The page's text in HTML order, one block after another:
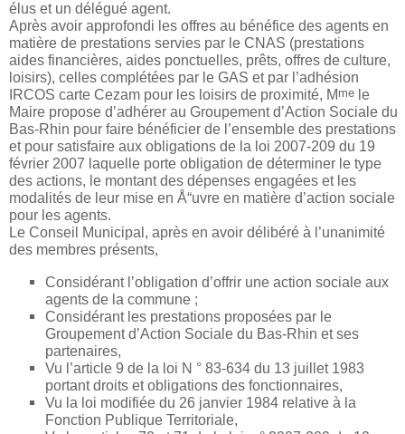
élus et un délégué agent.
Après avoir approfondi les offres au bénéfice des agents en
matière de prestations servies par le CNAS (prestations
aides financières, aides ponctuelles, prêts, offres de culture,
loisirs), celles complétées par le GAS et par l’adhésion
IRCOS carte Cezam pour les loisirs de proximité, M me le
Maire propose d’adhérer au Groupement d’Action Sociale du
Bas-Rhin pour faire bénéficier de l’ensemble des prestations
et pour satisfaire aux obligations de la loi 2007-209 du 19
février 2007 laquelle porte obligation de déterminer le type
des actions, le montant des dépenses engagées et les
modalités de leur mise en Å“uvre en matière d’action sociale
pour les agents.
Le Conseil Municipal, après en avoir délibéré à l’unanimité
des membres présents,
Considérant l’obligation d’offrir une action sociale aux
agents de la commune ;
Considérant les prestations proposées par le
Groupement d’Action Sociale du Bas-Rhin et ses
partenaires,
Vu l’article 9 de la loi N ° 83-634 du 13 juillet 1983
portant droits et obligations des fonctionnaires,
Vu la loi modifiée du 26 janvier 1984 relative à la
Fonction Publique Territoriale,